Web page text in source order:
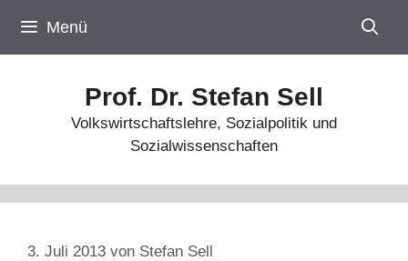
Inhalt
springen
Menü
Prof. Dr. Stefan Sell
Volkswirtschaftslehre, Sozialpolitik und
Sozialwissenschaften
3. Juli 2013 von Stefan Sell